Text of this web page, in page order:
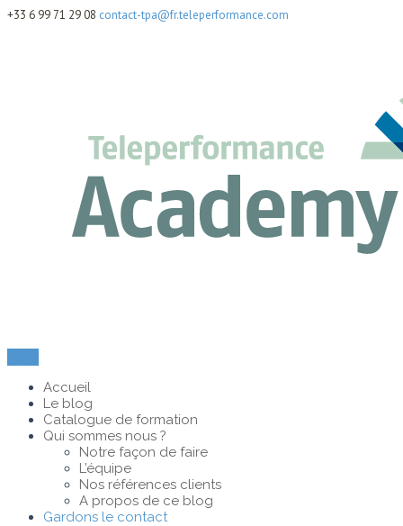
+33 6 99 71 29 08 contact-tpa@fr.teleperformance.com
Accueil
Le blog
Catalogue de formation
Qui sommes nous ?
Notre façon de faire
L’équipe
Nos références clients
A propos de ce blog
Gardons le contact